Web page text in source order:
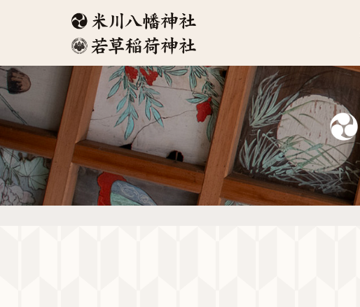
ツ
へ
ス
キ
ッ
プ
シ
ョ
ン
に
移
動